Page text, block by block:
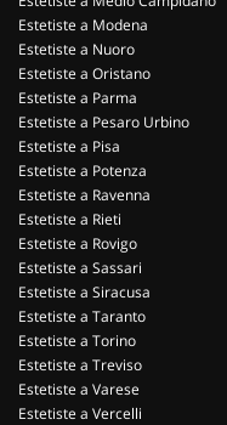
Estetiste a Modena
Estetiste a Nuoro
Estetiste a Oristano
Estetiste a Parma
Estetiste a Pesaro Urbino
Estetiste a Pisa
Estetiste a Potenza
Estetiste a Ravenna
Estetiste a Rieti
Estetiste a Rovigo
Estetiste a Sassari
Estetiste a Siracusa
Estetiste a Taranto
Estetiste a Torino
Estetiste a Treviso
Estetiste a Varese
Estetiste a Vercelli